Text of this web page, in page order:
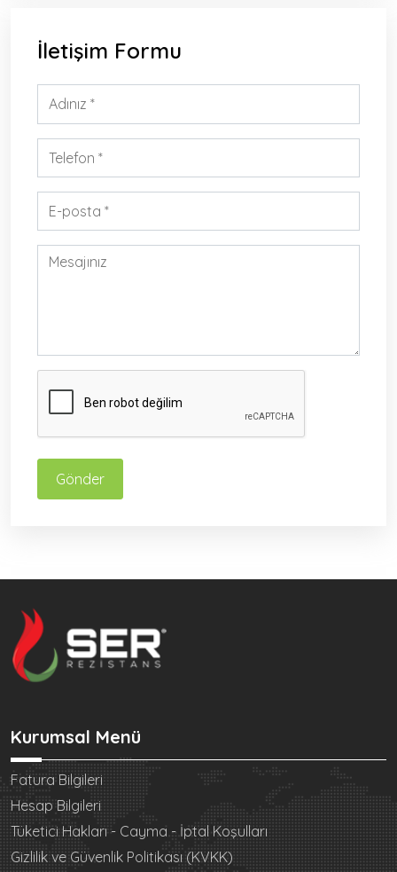
İletişim Formu
Gönder
Kurumsal Menü
Fatura Bilgileri
Hesap Bilgileri
Tüketici Hakları - Cayma - İptal Koşulları
Gizlilik ve Güvenlik Politikası (KVKK)